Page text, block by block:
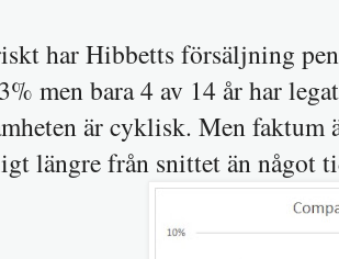
har Hibbetts försäljning
men bara 4 av 14 år har
är cyklisk. Men faktum
längre från snittet än något